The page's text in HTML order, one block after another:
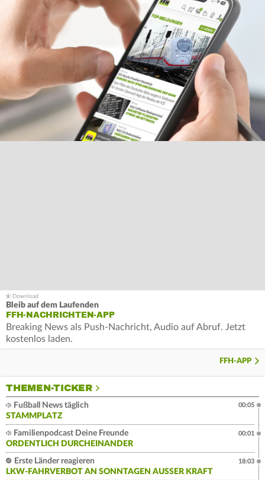
Bleib auf dem Laufenden
FFH-NACHRICHTEN-APP
Breaking News als Push-Nachricht, Audio auf Abruf. Jetzt
kostenlos laden.
FFH-APP
THEMEN-TICKER
Fußball News täglich
STAMMPLATZ
00:05
Familienpodcast Deine Freunde
ORDENTLICH DURCHEINANDER
00:01
Erste Länder reagieren
LKW-FAHRVERBOT AN SONNTAGEN AUSSER KRAFT
18:03